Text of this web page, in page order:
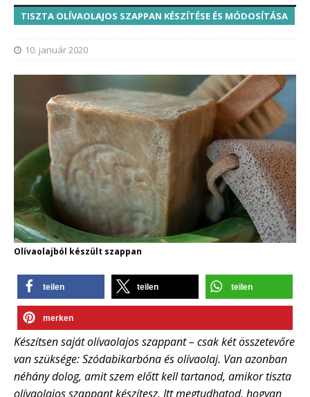
TISZTA OLÍVAOLAJOS SZAPPAN KÉSZÍTÉSE ÉS MÓDOSÍTÁSA
10. január 2020
Olívaolajból készült szappan
teilen teilen teilen
merken
Készítsen saját olívaolajos szappant – csak két összetevőre
van szüksége: Szódabikarbóna és olívaolaj. Van azonban
néhány dolog, amit szem előtt kell tartanod, amikor tiszta
olívaolajos szappant készítesz. Itt megtudhatod, hogyan